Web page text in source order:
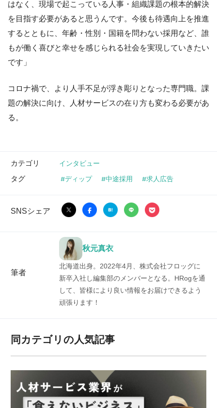
はなく、現場で起こっている人事・組織課題の根本的解決
を目指す必要があると思うんです。今後も待遇向上を推進
するとともに、年齢・性別・国籍を問わない採用など、誰
もが働く喜びと幸せを感じられる社会を実現していきたい
です」
コロナ禍で、より人手不足が浮き彫りとなった専門職。課
題の解決に向け、人材サービスの在り方も変わる必要があ
る。
カテゴリ インタビュー
タグ ディップ 中途採用 求人広告
SNSシェア
筆者
秋元真衣
北海道出身。2022年4月、株式会社フロッグに
新卒入社し編集部のメンバーとなる。HRogを通
して、皆様により良い情報をお届けできるよう
頑張ります！
同カテゴリの人気記事